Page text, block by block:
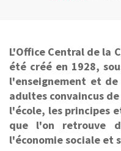
RECHERCHER
CONTACT
L'Office Central de la
été créé en 1928,
l'enseignement et
adultes convaincus
l'école, les principes
que l'on retrouve
l'économie sociale et